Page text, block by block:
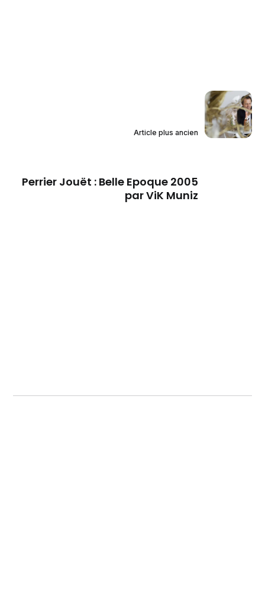
Article plus ancien
Perrier Jouët : Belle Epoque 2005
par ViK Muniz